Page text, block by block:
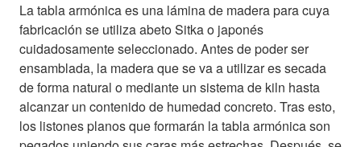
La tabla armónica es una lámina de madera para cuya
fabricación se utiliza abeto Sitka o japonés
cuidadosamente seleccionado. Antes de poder ser
ensamblada, la madera que se va a utilizar es secada
de forma natural o mediante un sistema de kiln hasta
alcanzar un contenido de humedad concreto. Tras esto,
los listones planos que formarán la tabla armónica son